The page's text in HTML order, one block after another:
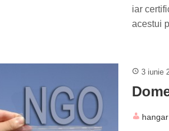
iar
acestui
3 iunie